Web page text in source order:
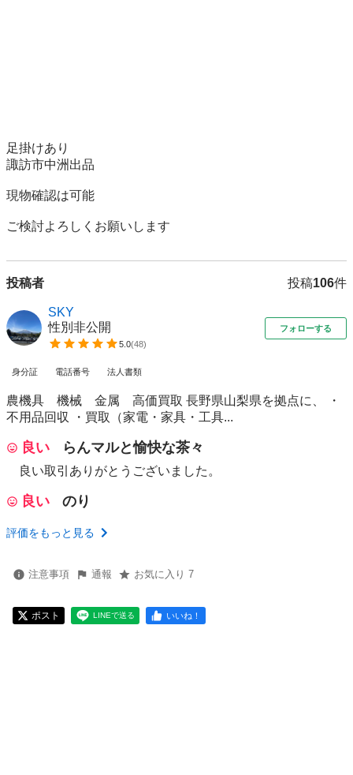
足掛けあり
諏訪市中洲出品
現物確認は可能
ご検討よろしくお願いします
投稿者 投稿106件
SKY
性別非公開
5.0(48)
フォローする
身分証 電話番号 法人書類
農機具 機械 金属 高価買取 長野県山梨県を拠点に、 ・
不用品回収 ・買取（家電・家具・工具...
良い らんマルと愉快な茶々
良い取引ありがとうございました。
良い のり
評価をもっと見る
注意事項 通報 お気に入り 7
ポスト LINEで送る いいね！